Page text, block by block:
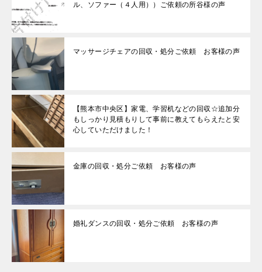
ル、ソファー（４人用））ご依頼の所谷様の声
マッサージチェアの回収・処分ご依頼 お客様の声
【熊本市中央区】家電、学習机などの回収☆追加分
もしっかり見積もりして事前に教えてもらえたと安
心していただけました！
金庫の回収・処分ご依頼 お客様の声
婚礼ダンスの回収・処分ご依頼 お客様の声